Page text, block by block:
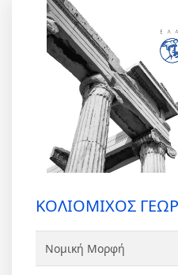
ΚΟΛΙΟΜΙΧΟΣ
Νομική Μορφή